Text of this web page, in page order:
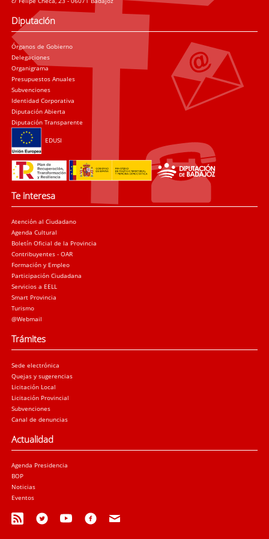
Diputación
Órganos de Gobierno
Delegaciones
Organigrama
Presupuestos Anuales
Subvenciones
Identidad Corporativa
Diputación Abierta
Diputación Transparente
EDUSI
Te interesa
Atención al Ciudadano
Agenda Cultural
Boletín Oficial de la Provincia
Contribuyentes - OAR
Formación y Empleo
Participación Ciudadana
Servicios a EELL
Smart Provincia
Turismo
@Webmail
Trámites
Sede electrónica
Quejas y sugerencias
Licitación Local
Licitación Provincial
Subvenciones
Canal de denuncias
Actualidad
Agenda Presidencia
BOP
Noticias
Eventos